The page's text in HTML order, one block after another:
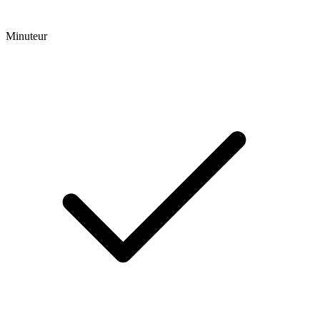
Minuteur